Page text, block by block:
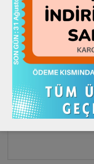
BIR YANIT YAZIN
E-posta adresiniz
işaretlenmişlerdir
Yorum